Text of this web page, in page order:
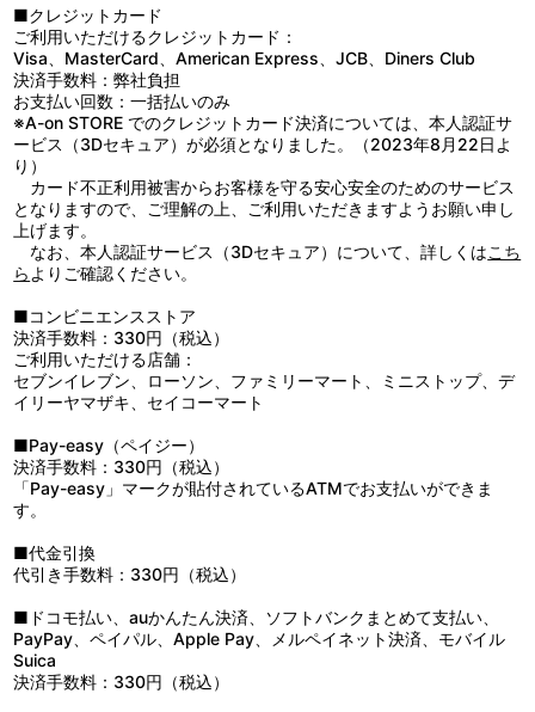
らに複雑になる……。
■第2話「エミリー人形」
セーラがいつの日か出会えると信じている新しい友だち“エミリ
ー”。それは、どんな事でも話せて、心を許し合える人形の事だっ
た。セーラは父といっしょにエミリーを探してロンドン中の人形店
を訪ねてまわった。そしてついに、夢にまでみたエミリーを洋服屋
のウインドーの中に見つける。大喜びのセーラを温かい限差しで見
守る父……。しかし、いよいよその優しい父とセーラの別れの日が
やって来るのだ……。
■第3話「はじめての授業」
セーラのミンチン女子学院での生活が始まった。生徒たちの話題
は、特別室に入り、専用のメイドまで付けてもらったセーラの事で
持ち切りだ。けれども学院を代表する優等生のラビニアには、それ
まり事や一人前のレディとなるための心得を説かれる。そしてある
日、フランス語の授業に出たセーラは、ある事を院長に説明しよう
とするのだが……。
■第4話「親友アーメンガード」
セーラと同じクラスの少女・アーメンガード。セーラは、勉強が
る。セーラは落ち込む彼女を自分の部屋へ招待した。すっかり打ち
解ける二人だったが、ふいにアーメンガードが叔母の家を訪ねる約
束があったのを思い出す。セーラは急いで外出許可を申し出て許し
を得る。それを見送るラビニアたちは、特別扱いされるセーラに不
■第5話「泣き虫ロッティ」
学院でいちばん小さい4才の女の子・ロッティ。なかなかみんな
毎日のように怒られて泣いてばかりいた。この日も怒られたロッテ
ィは、とうとうたまらず学院を飛び出してしまう。探しに出かけた
セーラたちは、なんとか無事に連れて帰るが、ロッティは激しく泣
き続けるばかり……。そんなロッティに、セーラは優しく接するの
原作：フランシス・ホジソン・バーネット（「小公女」より）／製
作：本橋浩一／製作管理：高桑 充／企画：佐藤昭司、久保田栄一／
音楽：樋口康雄／ｷｬﾗｸﾀｰﾃﾞｻﾞｲﾝ：才田俊次／ﾚｲｱｳﾄ監修：森やすじ
／ｵｰﾌﾟﾆﾝｸﾞ作画：櫻井美知代／美術設定：川本征平／美術監督：沼
井信朗／ﾌﾟﾛﾃﾞｭｰｻｰ：中島順三、石川泰平／監督：黒川文男／制
作：日本アニメーション、フジテレビ
■クレジットカード
ご利用いただけるクレジットカード：
Visa、MasterCard、American Express、JCB、Diners Club
決済手数料：弊社負担
お支払い回数：一括払いのみ
※A-on STORE でのクレジットカード決済については、本人認証サ
ービス（3Dセキュア）が必須となりました。（2023年8月22日よ
り）
カード不正利用被害からお客様を守る安心安全のためのサービス
となりますので、ご理解の上、ご利用いただきますようお願い申し
上げます。
なお、本人認証サービス（3Dセキュア）について、詳しくはこち
ら よりご確認ください。
■コンビニエンスストア
決済手数料：330円（税込）
ご利用いただける店舗：
セブンイレブン、ローソン、ファミリーマート、ミニストップ、デ
イリーヤマザキ、セイコーマート
■Pay-easy（ペイジー）
決済手数料：330円（税込）
「Pay-easy」マークが貼付されているATMでお支払いができま
す。
■代金引換
代引き手数料：330円（税込）
■ドコモ払い、auかんたん決済、ソフトバンクまとめて支払い、
PayPay、ペイパル、Apple Pay、メルペイネット決済、モバイル
Suica
決済手数料：330円（税込）